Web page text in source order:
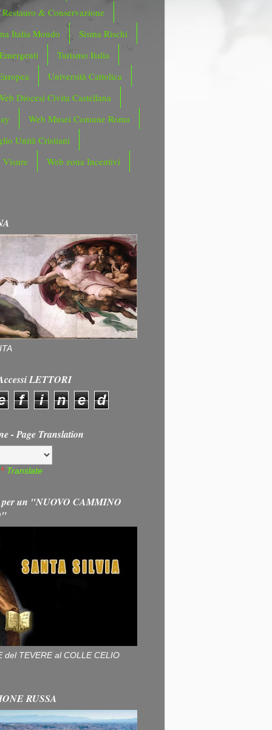
Restauro & Conservazione
Italia Mondo
Sisma Rischi
Turismo Italia
Università Cattolica
Diocesi Civita Castellana
Web Musei Comune Roma
Unità Cristiani
Visure
Web zona Incentivi
LETTORI
f i n e d
- Page Translation
Translate
per un "NUOVO CAMMINO
del TEVERE al COLLE CELIO
RUSSA